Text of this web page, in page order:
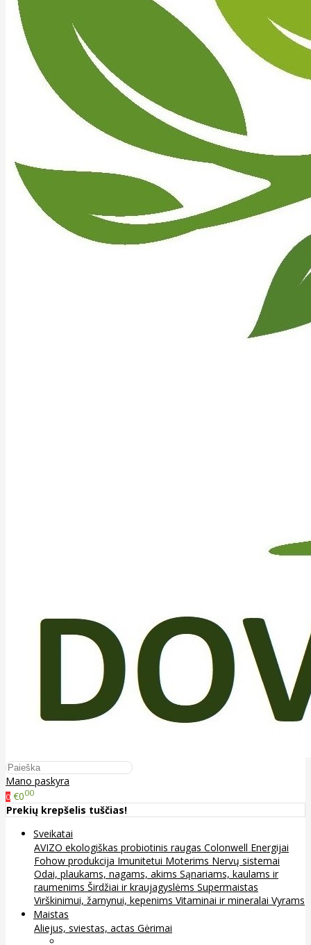
Mano paskyra
0 €000
Prekių krepšelis tuščias!
Sveikatai
AVIZO ekologiškas probiotinis raugas Colonwell Energijai
Fohow produkcija Imunitetui Moterims Nervų sistemai
Odai, plaukams, nagams, akims Sąnariams, kaulams ir
raumenims Širdžiai ir kraujagyslėms Supermaistas
Virškinimui, žarnynui, kepenims Vitaminai ir mineralai Vyrams
Maistas
Aliejus, sviestas, actas Gėrimai